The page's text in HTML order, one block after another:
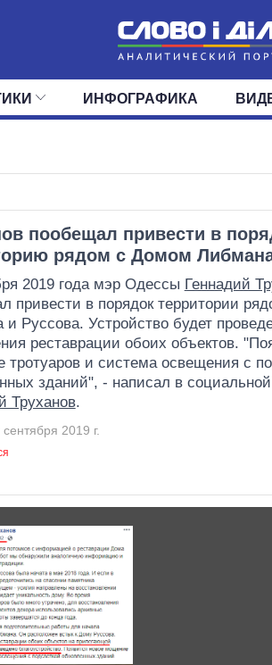
ИНФОГРАФИКА
пообещал привести в
рядом с Домом
2019 года мэр Одессы Геннадий
привести в порядок территории
Руссова. Устройство будет
реставрации обоих объектов.
тротуаров и система освещения с
зданий", - написал в социальной
Труханов.
2019 г.